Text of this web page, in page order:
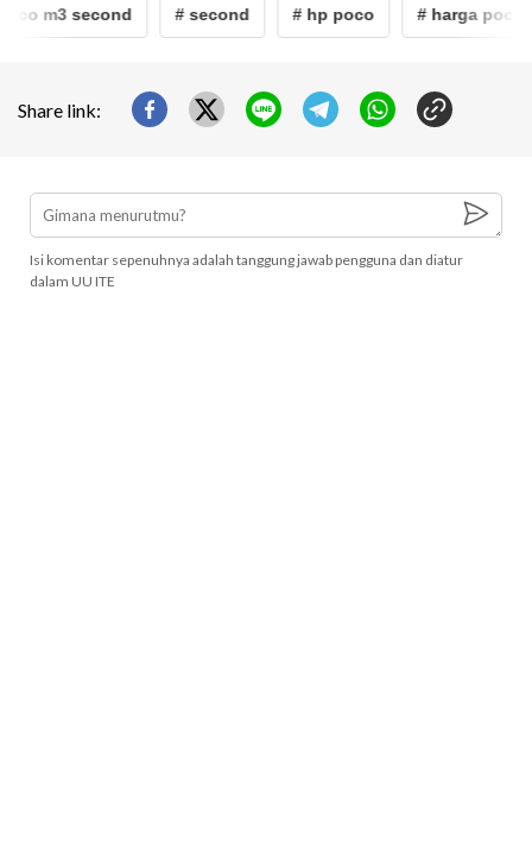
m3 second # second # hp poco # harga poco
Share link:
Isi komentar sepenuhnya adalah tanggung jawab pengguna dan diatur
dalam UU ITE